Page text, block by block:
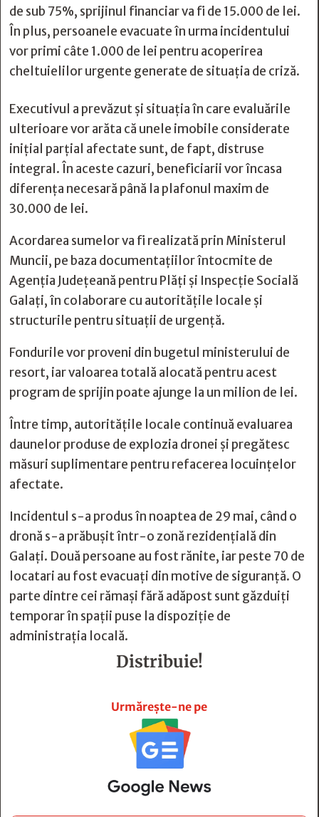
de sub 75%, sprijinul financiar va fi de 15.000 de lei.
În plus, persoanele evacuate în urma incidentului
vor primi câte 1.000 de lei pentru acoperirea
cheltuielilor urgente generate de situația de criză.
Executivul a prevăzut și situația în care evaluările
ulterioare vor arăta că unele imobile considerate
inițial parțial afectate sunt, de fapt, distruse
integral. În aceste cazuri, beneficiarii vor încasa
diferența necesară până la plafonul maxim de
30.000 de lei.
Acordarea sumelor va fi realizată prin Ministerul
Muncii, pe baza documentațiilor întocmite de
Agenția Județeană pentru Plăți și Inspecție Socială
Galați, în colaborare cu autoritățile locale și
structurile pentru situații de urgență.
Fondurile vor proveni din bugetul ministerului de
resort, iar valoarea totală alocată pentru acest
program de sprijin poate ajunge la un milion de lei.
Între timp, autoritățile locale continuă evaluarea
daunelor produse de explozia dronei și pregătesc
măsuri suplimentare pentru refacerea locuințelor
afectate.
Incidentul s-a produs în noaptea de 29 mai, când o
dronă s-a prăbușit într-o zonă rezidențială din
Galați. Două persoane au fost rănite, iar peste 70 de
locatari au fost evacuați din motive de siguranță. O
parte dintre cei rămași fără adăpost sunt găzduiți
temporar în spații puse la dispoziție de
administrația locală.
Distribuie!
Urmărește-ne pe